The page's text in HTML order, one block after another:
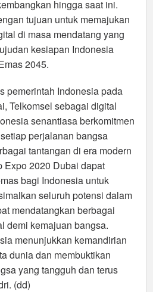
hingga saat ini.
tujuan untuk memajukan
di masa mendatang yang
kesiapan Indonesia
2045.
pemerintah Indonesia pada
Telkomsel sebagai digital
senantiasa berkomitmen
perjalanan bangsa
tantangan di era modern
Expo 2020 Dubai dapat
bagi Indonesia untuk
seluruh potensi dalam
mendatangkan berbagai
demi kemajuan bangsa.
menunjukkan kemandirian
dunia dan membuktikan
yang tangguh dan terus
(dd)